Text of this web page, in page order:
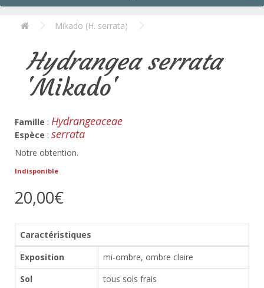
Mikado (H. serrata)
Hydrangea serrata
'Mikado'
Famille : Hydrangeaceae
Espèce : serrata
Notre obtention.
Indisponible
20,00€
Caractéristiques
Exposition
mi-ombre, ombre claire
Sol
tous sols frais